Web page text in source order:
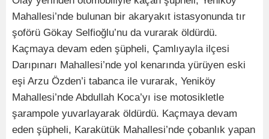
Mahallesi’nde bulunan bir akaryakıt istasyonunda tır
şoförü Gökay Selfioğlu’nu da vurarak öldürdü.
Kaçmaya devam eden şüpheli, Çamlıyayla ilçesi
Darıpınarı Mahallesi’nde yol kenarında yürüyen eski
eşi Arzu Özden’i tabanca ile vurarak, Yeniköy
Mahallesi’nde Abdullah Koca’yı ise motosikletle
şarampole yuvarlayarak öldürdü. Kaçmaya devam
eden şüpheli, Karakütük Mahallesi’nde çobanlık yapan